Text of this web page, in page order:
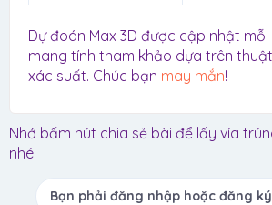
Dự đoán Max 3D được cập nhật mỗi
mang tính tham khảo dựa trên
xác suất. Chúc bạn may mắn!
Nhớ bấm nút chia sẻ bài để lấy vía
nhé!
Bạn phải đăng nhập hoặc đăng